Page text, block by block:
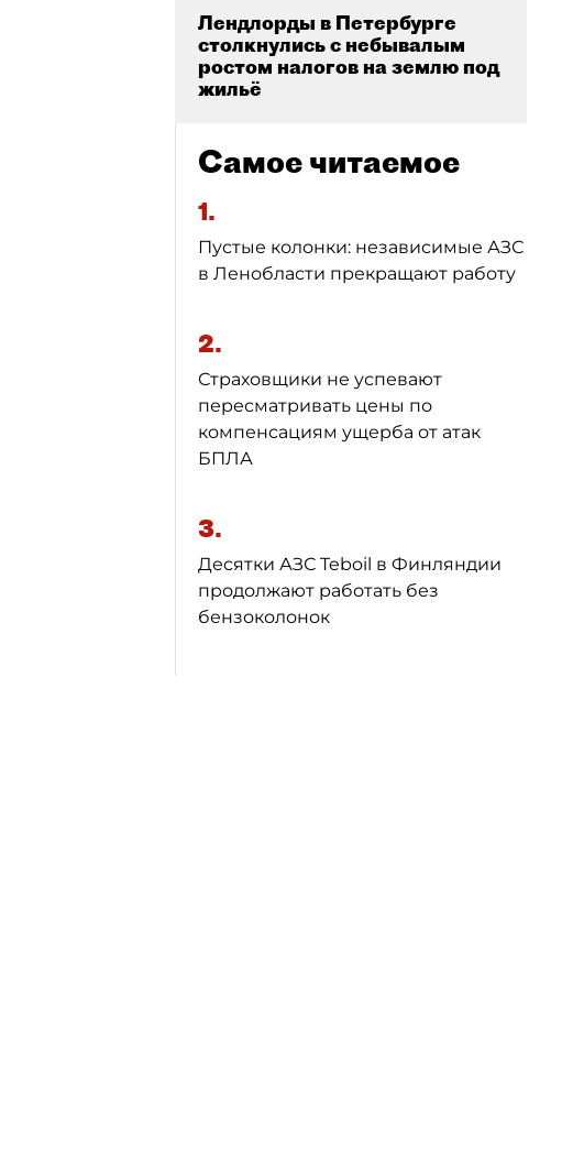
Лендлорды в Петербурге
столкнулись с небывалым
ростом налогов на землю под
жильё
Самое читаемое
1.
Пустые колонки: независимые АЗС
в Ленобласти прекращают работу
2.
Страховщики не успевают
пересматривать цены по
компенсациям ущерба от атак
БПЛА
3.
Десятки АЗС Teboil в Финляндии
продолжают работать без
бензоколонок